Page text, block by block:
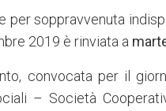
per soppravvenuta
2019 è rinviata a
convocata per il
– Società